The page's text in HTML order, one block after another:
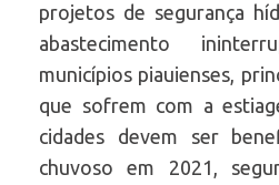
projetos de segurança
abastecimento
municípios piauienses,
que sofrem com a
cidades devem ser
chuvoso em 2021,